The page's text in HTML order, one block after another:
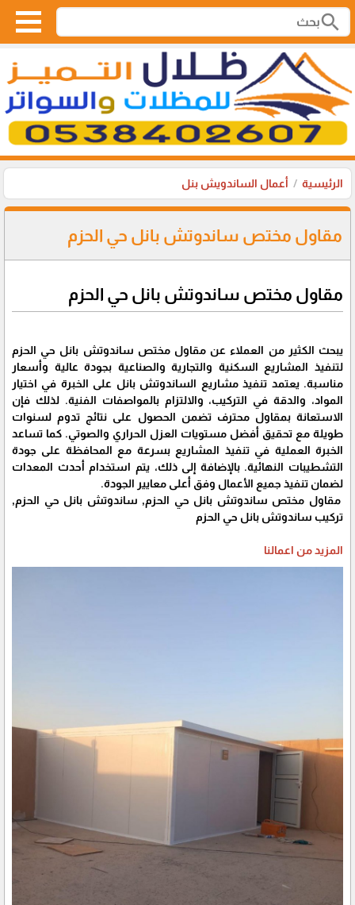
search
الرئيسية أعمال الساندويش بنل
مقاول مختص ساندوتش بانل حي الحزم
مقاول مختص ساندوتش بانل حي الحزم
يبحث الكثير من العملاء عن مقاول مختص ساندوتش بانل حي الحزم
لتنفيذ المشاريع السكنية والتجارية والصناعية بجودة عالية وأسعار
مناسبة. يعتمد تنفيذ مشاريع الساندوتش بانل على الخبرة في اختيار
المواد، والدقة في التركيب، والالتزام بالمواصفات الفنية. لذلك فإن
الاستعانة بمقاول محترف تضمن الحصول على نتائج تدوم لسنوات
طويلة مع تحقيق أفضل مستويات العزل الحراري والصوتي. كما تساعد
الخبرة العملية في تنفيذ المشاريع بسرعة مع المحافظة على جودة
التشطيبات النهائية. بالإضافة إلى ذلك، يتم استخدام أحدث المعدات
لضمان تنفيذ جميع الأعمال وفق أعلى معايير الجودة.
مقاول مختص ساندوتش بانل حي الحزم, ساندوتش بانل حي الحزم,
تركيب ساندوتش بانل حي الحزم
المزيد من اعمالنا